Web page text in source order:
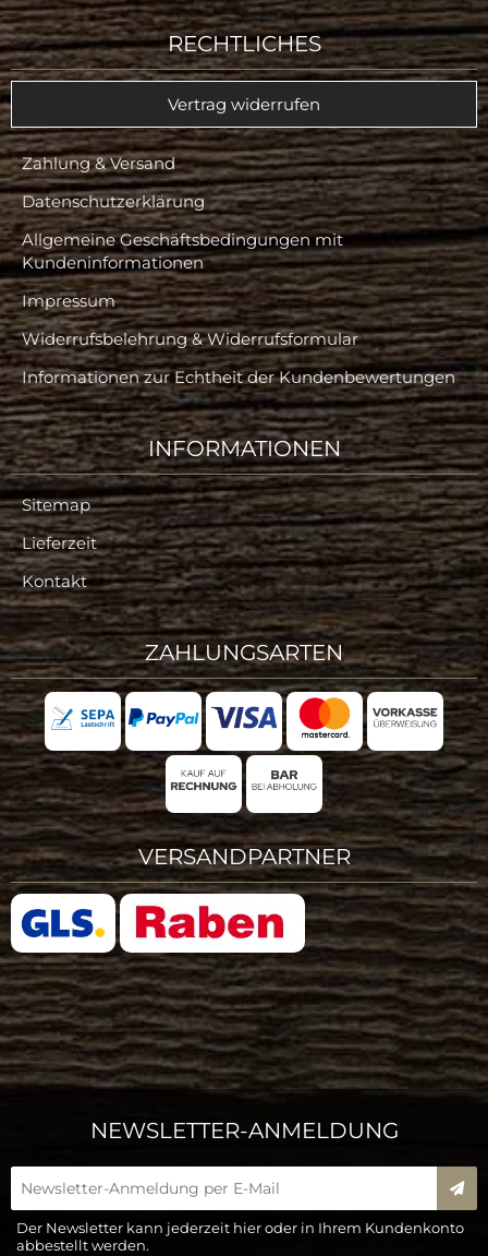
RECHTLICHES
Vertrag widerrufen
Zahlung & Versand
Datenschutzerklärung
Allgemeine Geschäftsbedingungen mit
Kundeninformationen
Impressum
Widerrufsbelehrung & Widerrufsformular
Informationen zur Echtheit der Kundenbewertungen
INFORMATIONEN
Sitemap
Lieferzeit
Kontakt
ZAHLUNGSARTEN
VERSANDPARTNER
NEWSLETTER-ANMELDUNG
Der Newsletter kann jederzeit hier oder in Ihrem Kundenkonto
abbestellt werden.